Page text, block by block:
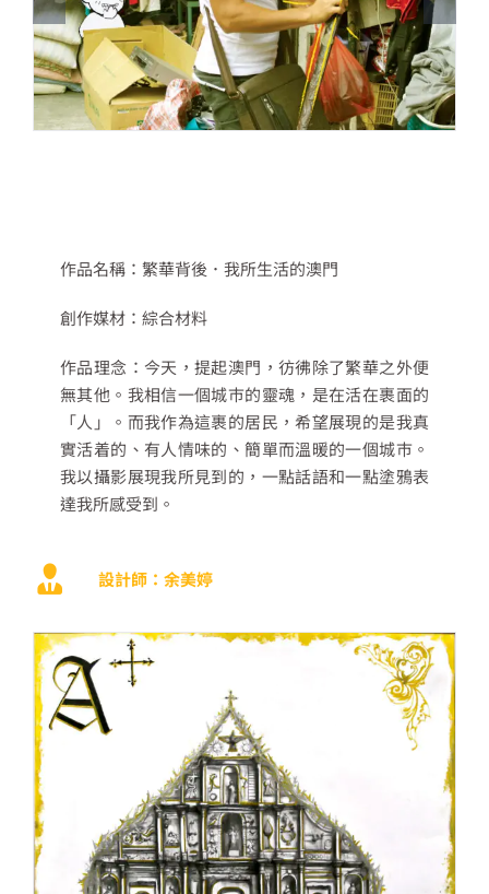
作品名稱：繁華背後．我所生活的澳門
創作媒材：綜合材料
作品理念：今天，提起澳門，彷彿除了繁華之外便
無其他。我相信一個城巿的靈魂，是在活在裹面的
「人」。而我作為這裹的居民，希望展現的是我真
實活着的、有人情味的、簡單而溫暖的一個城巿。
我以攝影展現我所見到的，一點話語和一點塗鴉表
達我所感受到。
設計師：余美婷